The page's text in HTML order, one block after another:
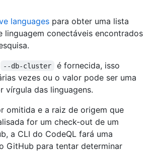
languages para obter uma lista
linguagem conectáveis encontrados
--db-cluster
é fornecida, isso
vezes ou o valor pode ser uma
vírgula das linguagens.
omitida e a raiz de origem que
for um check-out de um
a CLI do CodeQL fará uma
GitHub para tentar determinar